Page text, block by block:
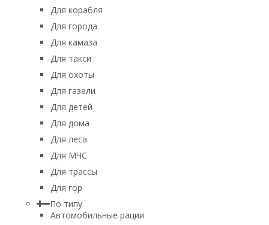
Для корабля
Для города
Для камаза
Для такси
Для охоты
Для газели
Для детей
Для дома
Для леса
Для МЧС
Для трассы
Для гор
По типу
Автомобильные рации